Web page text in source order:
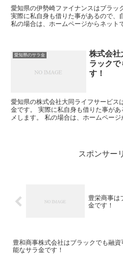
愛知県の伊勢崎ファイナンスはブラッ
実際に私自身も借りた事があるので、
私の場合は、ホームページからネット
愛知県のサラ金
株式会社
ラックで
す！
愛知県の株式会社大同ライフサービス
金です。 実際に私自身も借りた事が
メします。 私の場合は、ホームページ
スポンサー
豊栄商事は
金です！
豊和商事株式会社はブラックでも融資
能なサラ金です！